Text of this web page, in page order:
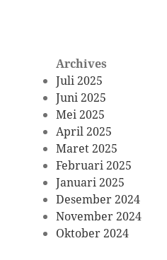
Archives
Juli 2025
Juni 2025
Mei 2025
April 2025
Maret 2025
Februari 2025
Januari 2025
Desember 2024
November 2024
Oktober 2024